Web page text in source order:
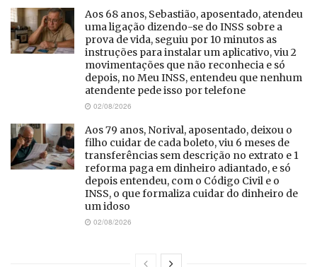
Aos 68 anos, Sebastião, aposentado, atendeu
uma ligação dizendo-se do INSS sobre a
prova de vida, seguiu por 10 minutos as
instruções para instalar um aplicativo, viu 2
movimentações que não reconhecia e só
depois, no Meu INSS, entendeu que nenhum
atendente pede isso por telefone
02/08/2026
Aos 79 anos, Norival, aposentado, deixou o
filho cuidar de cada boleto, viu 6 meses de
transferências sem descrição no extrato e 1
reforma paga em dinheiro adiantado, e só
depois entendeu, com o Código Civil e o
INSS, o que formaliza cuidar do dinheiro de
um idoso
02/08/2026